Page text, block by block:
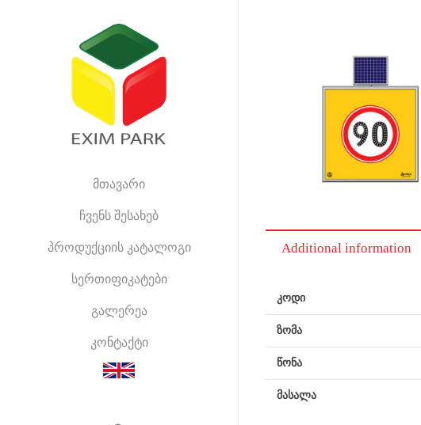
მთავარი
ჩვენს შესახებ
პროდუქციის კატალოგი
სერთიფიკატები
გალერეა
კონტაქტი
Additional information
კოდი
ზომა
წონა
მასალა